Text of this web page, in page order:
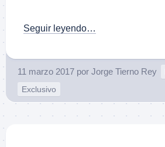
Seguir leyendo…
11 marzo 2017 por Jorge Tierno Rey
Exclusivo